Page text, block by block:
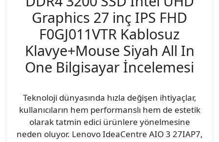
Graphics 27 inç IPS FHD
F0GJ011VTR Kablosuz
Klavye+Mouse Siyah All In
One Bilgisayar İncelemesi
Teknoloji dünyasında hızla değişen ihtiyaçlar,
kullanıcıların hem performanslı hem de estetik
olarak tatmin edici ürünlere yönelmesine
neden oluyor. Lenovo IdeaCentre AIO 3 27IAP7,